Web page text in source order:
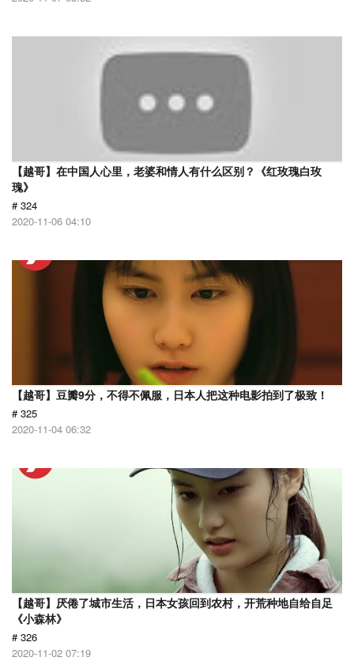
【越哥】在中国人心里，老婆和情人有什么区别？《红玫瑰白玫
瑰》
# 324
2020-11-06 04:10
【越哥】豆瓣9分，不得不佩服，日本人把这种电影拍到了极致！
# 325
2020-11-04 06:32
【越哥】厌倦了城市生活，日本女孩回到农村，开荒种地自给自足
《小森林》
# 326
2020-11-02 07:19